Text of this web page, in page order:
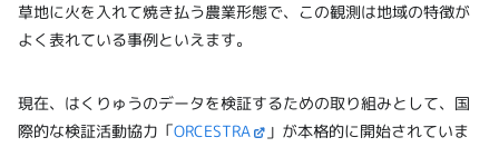
草地に火を入れて焼き払う農業形態で、この観測は地域の特徴が
よく表れている事例といえます。
現在、はくりゅうのデータを検証するための取り組みとして、国
際的な検証活動協力「ORCESTRA
」が本格的に開始されていま